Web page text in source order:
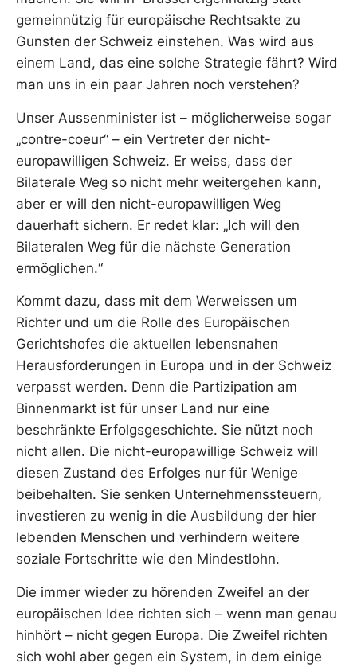
gemeinnützig für europäische Rechtsakte zu
Gunsten der Schweiz einstehen. Was wird aus
einem Land, das eine solche Strategie fährt? Wird
man uns in ein paar Jahren noch verstehen?
Unser Aussenminister ist – möglicherweise sogar
„contre-coeur“ – ein Vertreter der nicht-
europawilligen Schweiz. Er weiss, dass der
Bilaterale Weg so nicht mehr weitergehen kann,
aber er will den nicht-europawilligen Weg
dauerhaft sichern. Er redet klar: „Ich will den
Bilateralen Weg für die nächste Generation
ermöglichen.“
Kommt dazu, dass mit dem Werweissen um
Richter und um die Rolle des Europäischen
Gerichtshofes die aktuellen lebensnahen
Herausforderungen in Europa und in der Schweiz
verpasst werden. Denn die Partizipation am
Binnenmarkt ist für unser Land nur eine
beschränkte Erfolgsgeschichte. Sie nützt noch
nicht allen. Die nicht-europawillige Schweiz will
diesen Zustand des Erfolges nur für Wenige
beibehalten. Sie senken Unternehmenssteuern,
investieren zu wenig in die Ausbildung der hier
lebenden Menschen und verhindern weitere
soziale Fortschritte wie den Mindestlohn.
Die immer wieder zu hörenden Zweifel an der
europäischen Idee richten sich – wenn man genau
hinhört – nicht gegen Europa. Die Zweifel richten
sich wohl aber gegen ein System, in dem einige